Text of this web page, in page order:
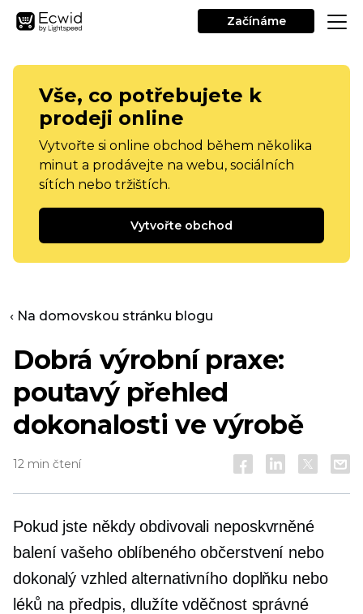
Začínáme
Vše, co potřebujete k
prodeji online
Vytvořte si online obchod během několika
minut a prodávejte na webu, sociálních
sítích nebo tržištích.
Vytvořte obchod
‹ Na domovskou stránku blogu
Dobrá výrobní praxe:
poutavý přehled
dokonalosti ve výrobě
12 min čtení
Pokud jste někdy obdivovali neposkvrněné
balení vašeho oblíbeného občerstvení nebo
dokonalý vzhled alternativního doplňku nebo
léků na předpis, dlužíte vděčnost správné